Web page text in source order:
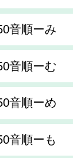
音順ーみ
音順ーむ
音順ーめ
音順ーも